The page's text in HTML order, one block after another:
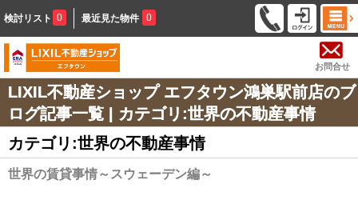
検討リスト 0 最近見た物件 0
お問合せ
LIXIL不動産ショップ エフタウン鴻巣駅前店のブ
ログ記事一覧 | カテゴリ:世界の不動産事情
カテゴリ:世界の不動産事情
世界の賃貸事情～スウェーデン編～